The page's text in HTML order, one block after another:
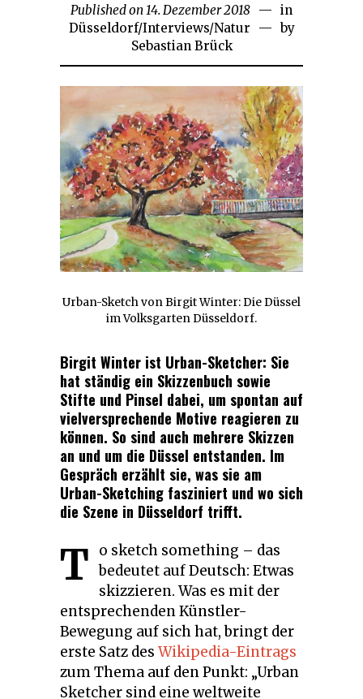
Published on14. Dezember 2018 16.
Dezember
in
Düsseldorf/Interviews/Natur
by
Sebastian Brück
Urban-Sketch von Birgit Winter: Die Düssel
im Volksgarten Düsseldorf.
Birgit Winter ist Urban-Sketcher: Sie
hat ständig ein Skizzenbuch sowie
Stifte und Pinsel dabei, um spontan auf
vielversprechende Motive reagieren zu
können. So sind auch mehrere Skizzen
an und um die Düssel entstanden. Im
Gespräch erzählt sie, was sie am
Urban-Sketching fasziniert und wo sich
die Szene in Düsseldorf trifft.
T
o sketch something – das
bedeutet auf Deutsch: Etwas
skizzieren. Was es mit der
entsprechenden Künstler-
Bewegung auf sich hat, bringt der
erste Satz des Wikipedia-Eintrags
zum Thema auf den Punkt: „Urban
Sketcher sind eine weltweite